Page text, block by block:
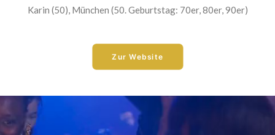
Karin (50), München (50. Geburtstag: 70er, 80er, 90er)
Zur Website